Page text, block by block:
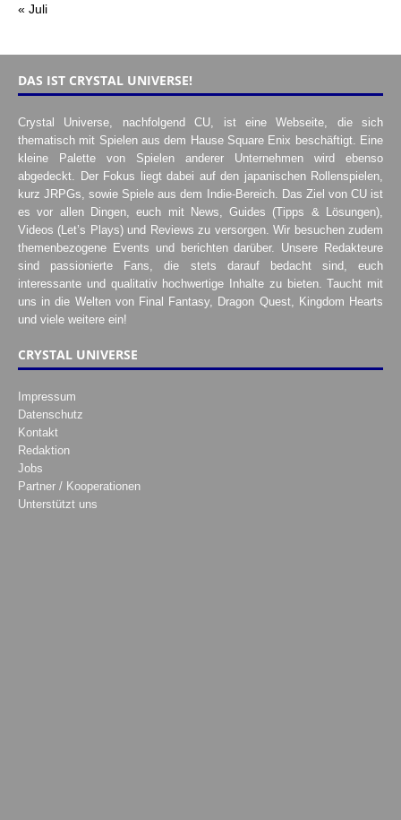
« Juli
DAS IST CRYSTAL UNIVERSE!
Crystal Universe, nachfolgend CU, ist eine Webseite, die sich
thematisch mit Spielen aus dem Hause Square Enix beschäftigt. Eine
kleine Palette von Spielen anderer Unternehmen wird ebenso
abgedeckt. Der Fokus liegt dabei auf den japanischen Rollenspielen,
kurz JRPGs, sowie Spiele aus dem Indie-Bereich. Das Ziel von CU ist
es vor allen Dingen, euch mit News, Guides (Tipps & Lösungen),
Videos (Let’s Plays) und Reviews zu versorgen. Wir besuchen zudem
themenbezogene Events und berichten darüber. Unsere Redakteure
sind passionierte Fans, die stets darauf bedacht sind, euch
interessante und qualitativ hochwertige Inhalte zu bieten. Taucht mit
uns in die Welten von Final Fantasy, Dragon Quest, Kingdom Hearts
und viele weitere ein!
CRYSTAL UNIVERSE
Impressum
Datenschutz
Kontakt
Redaktion
Jobs
Partner / Kooperationen
Unterstützt uns